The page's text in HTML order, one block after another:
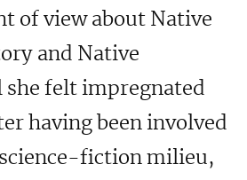
of view about Native
and Native
felt impregnated
having been involved
fiction milieu,